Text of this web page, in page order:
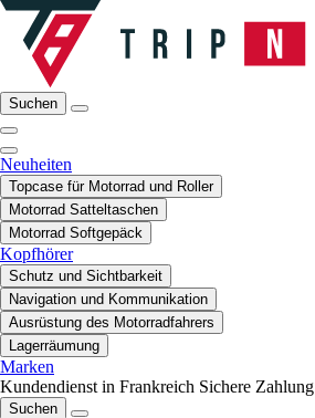
Suchen
Neuheiten
Topcase für Motorrad und Roller
Motorrad Satteltaschen
Motorrad Softgepäck
Kopfhörer
Schutz und Sichtbarkeit
Navigation und Kommunikation
Ausrüstung des Motorradfahrers
Lagerräumung
Marken
Kundendienst in Frankreich Sichere Zahlung
Suchen